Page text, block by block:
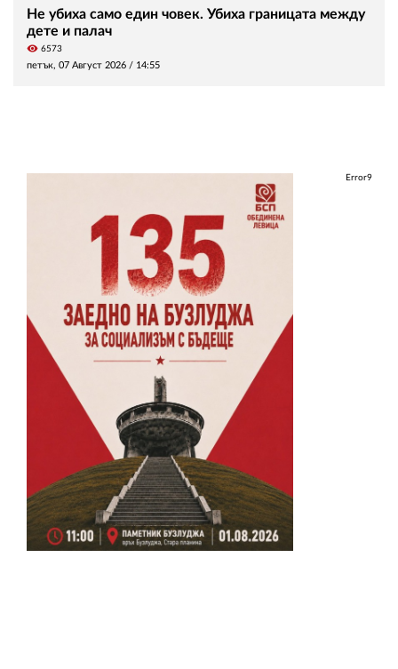
Не убиха само един човек. Убиха границата между
дете и палач
visibility 6573
петък, 07 Август 2026 / 14:55
Error9